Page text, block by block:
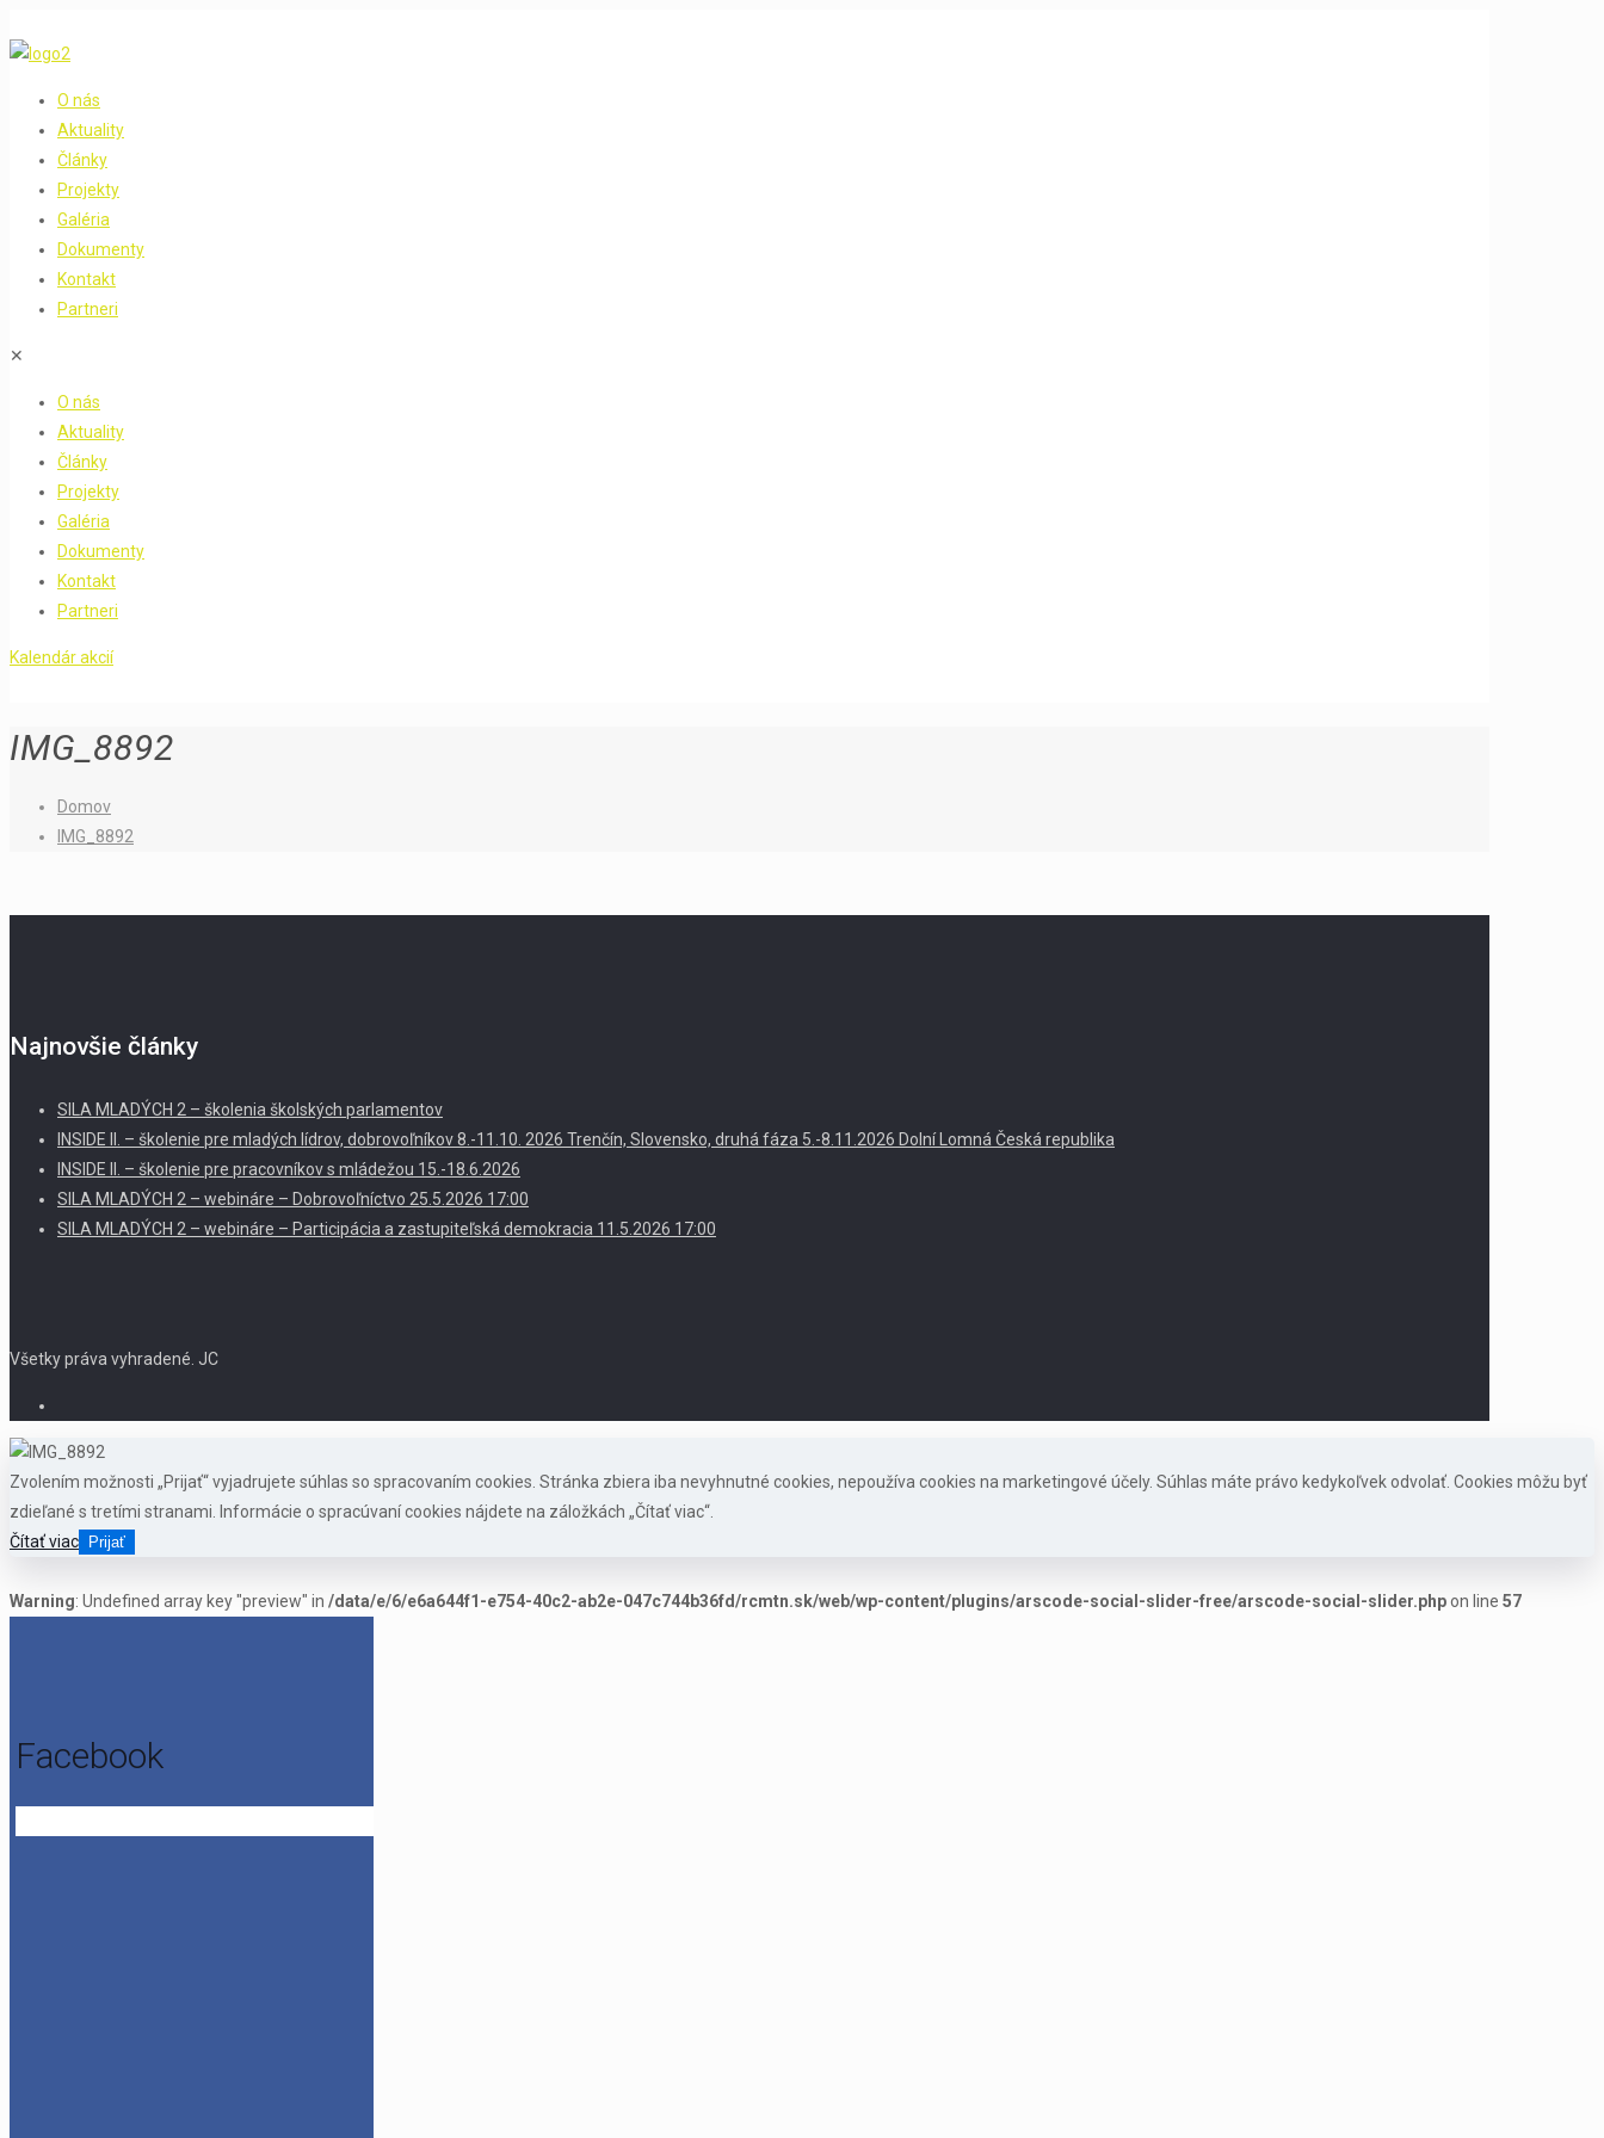
O nás
Aktuality
Články
Projekty
Galéria
Dokumenty
Kontakt
Partneri
✕
O nás
Aktuality
Články
Projekty
Galéria
Dokumenty
Kontakt
Partneri
Kalendár akcií
IMG_8892
Domov
IMG_8892
Najnovšie články
SILA MLADÝCH 2 – školenia školských parlamentov
INSIDE II. – školenie pre mladých lídrov, dobrovoľníkov 8.-11.10. 2026 Trenčín, Slovensko, druhá fáza 5.-8.11.2026 Dolní Lomná Česká republika
INSIDE II. – školenie pre pracovníkov s mládežou 15.-18.6.2026
SILA MLADÝCH 2 – webináre – Dobrovoľníctvo 25.5.2026 17:00
SILA MLADÝCH 2 – webináre – Participácia a zastupiteľská demokracia 11.5.2026 17:00
Všetky práva vyhradené. JC
Zvolením možnosti „Prijať“ vyjadrujete súhlas so spracovaním cookies. Stránka zbiera iba nevyhnutné cookies, nepoužíva cookies na marketingové účely. Súhlas máte právo kedykoľvek odvolať. Cookies môžu byť
zdieľané s tretími stranami. Informácie o spracúvaní cookies nájdete na záložkách „Čítať viac“.
Čítať viac
Prijať
Warning: Undefined array key "preview" in /data/e/6/e6a644f1-e754-40c2-ab2e-047c744b36fd/rcmtn.sk/web/wp-content/plugins/arscode-social-slider-free/arscode-social-slider.phpon line 57
Facebook